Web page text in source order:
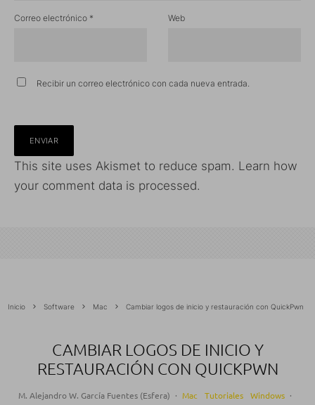
Correo electrónico * Web
Recibir un correo electrónico con cada nueva entrada.
This site uses Akismet to reduce spam. Learn how
your comment data is processed.
Inicio Software Mac Cambiar logos de inicio y restauración con QuickPwn
CAMBIAR LOGOS DE INICIO Y
RESTAURACIÓN CON QUICKPWN
M. Alejandro W. García Fuentes (Esfera) · Mac Tutoriales Windows ·